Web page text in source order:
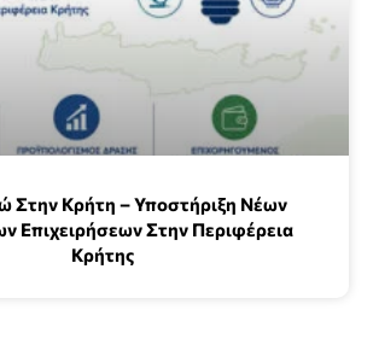
Στην Κρήτη – Υποστήριξη Νέων
Επιχειρήσεων Στην Περιφέρεια
Κρήτης